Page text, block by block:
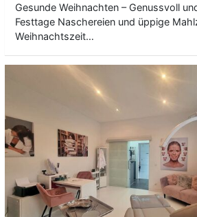
Gesunde Weihnachten – Genussvoll
Festtage Naschereien und üppige
Weihnachtszeit…